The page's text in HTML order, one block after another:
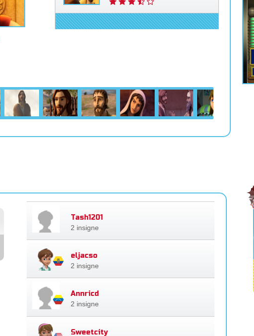
Tash1201
2 insigne
eljacso
2 insigne
Annricd
2 insigne
Sweetcity